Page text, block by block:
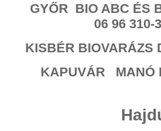
GYŐR BIO ABC ÉS
06 96
KISBÉR BIOVARÁZS
KAPUVÁR MANÓ